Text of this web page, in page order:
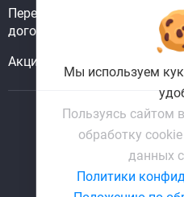
Перерегистрировать
договор
Акции
ИНН
Мы используем
Пользуясь сайтом
обработку
данных
Политики